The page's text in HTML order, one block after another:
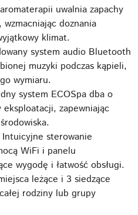
uwalnia zapachy
doznania
klimat.
system audio Bluetooth
muzyki podczas kąpieli,
wymiaru.
system ECOSpa dba o
zapewniając
Intuicyjne sterowanie
WiFi i panelu
wygodę i łatwość obsługi.
leżące i 3 siedzące
rodziny lub grupy